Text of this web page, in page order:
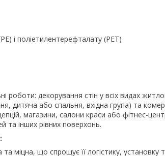
і поліетилентерефталату (PET)
роботи: декорування стін у всіх видах
дитяча або спальня, вхідна група) та
магазини, салони краси або фітнес-
та інших рівних поверхонь.
та міцна, що спрощує її логістику, установку